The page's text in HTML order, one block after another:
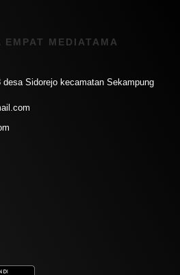
MEDIATAMA
desa Sidorejo kecamatan Sekampung